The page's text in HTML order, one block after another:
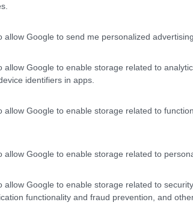
allow Google to send me personalized advertising.
allow Google to enable storage related to
identifiers in apps.
allow Google to enable storage related to
allow Google to enable storage related to
allow Google to enable storage related to
functionality and fraud prevention, and